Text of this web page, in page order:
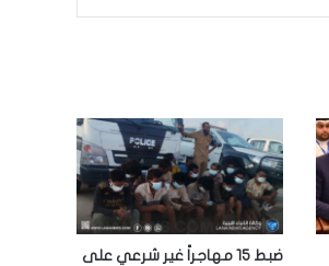
ضبط 15 مهاجراً غير شرعي على